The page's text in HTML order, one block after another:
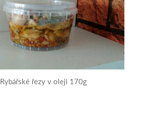
Rybářské řezy v oleji 170g